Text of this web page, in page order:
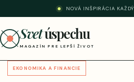
NOVÁ INŠPIRÁCIA
Svetúspechu
MAGAZÍN PRE LEPŠÍ ŽIVOT
EKONOMIKA A FINANCIE